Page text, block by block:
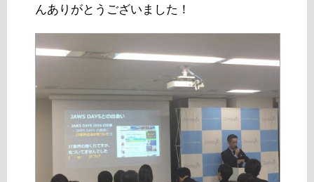
んありがとうございました！